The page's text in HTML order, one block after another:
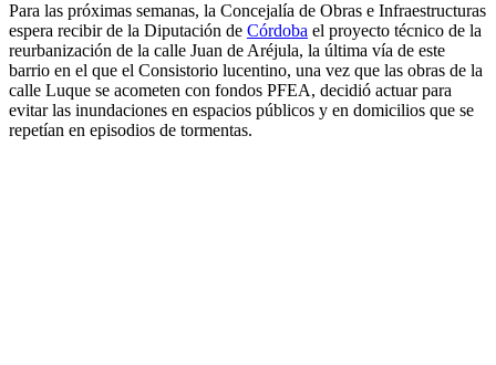
Para las próximas semanas, la Concejalía de Obras e Infraestructuras
espera recibir de la Diputación de Córdoba el proyecto técnico de la
reurbanización de la calle Juan de Aréjula, la última vía de este
barrio en el que el Consistorio lucentino, una vez que las obras de la
calle Luque se acometen con fondos PFEA, decidió actuar para
evitar las inundaciones en espacios públicos y en domicilios que se
repetían en episodios de tormentas.